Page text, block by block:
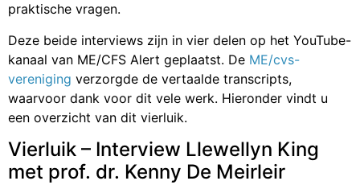
praktische vragen.
Deze beide interviews zijn in vier delen op het YouTube-
kanaal van ME/CFS Alert geplaatst. De ME/cvs-
vereniging verzorgde de vertaalde transcripts,
waarvoor dank voor dit vele werk. Hieronder vindt u
een overzicht van dit vierluik.
Vierluik – Interview Llewellyn King
met prof. dr. Kenny De Meirleir